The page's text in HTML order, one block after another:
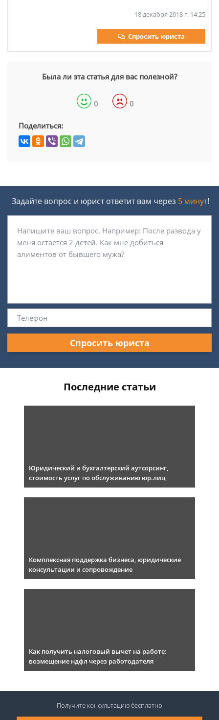
18 декабря 2018 г. 14:25
Спросить юриста
Была ли эта статья для вас полезной?
0 0
Поделиться:
Задайте вопрос и юрист ответит вам через 5 минут!
Спросить юриста
Последние статьи
Юридический и бухгалтерский аутсорсинг,
стоимость услуг по обслуживанию юр.лиц
Комплексная поддержка бизнеса, юридические
консультации и сопровождение
Как получить налоговый вычет на работе:
возмещение ндфл через работодателя
Получите консультациюбесплатно